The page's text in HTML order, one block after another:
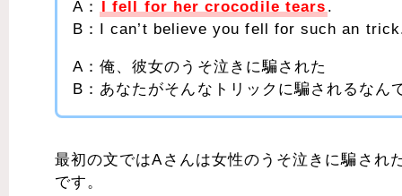
A： I fell for her crocodile tears .
B：I can’t believe you fell for such an
A：俺、彼女のうそ泣きに騙された
B：あなたがそんなトリックに騙されるなん
最初の文ではAさんは女性のうそ泣きに騙され
です。